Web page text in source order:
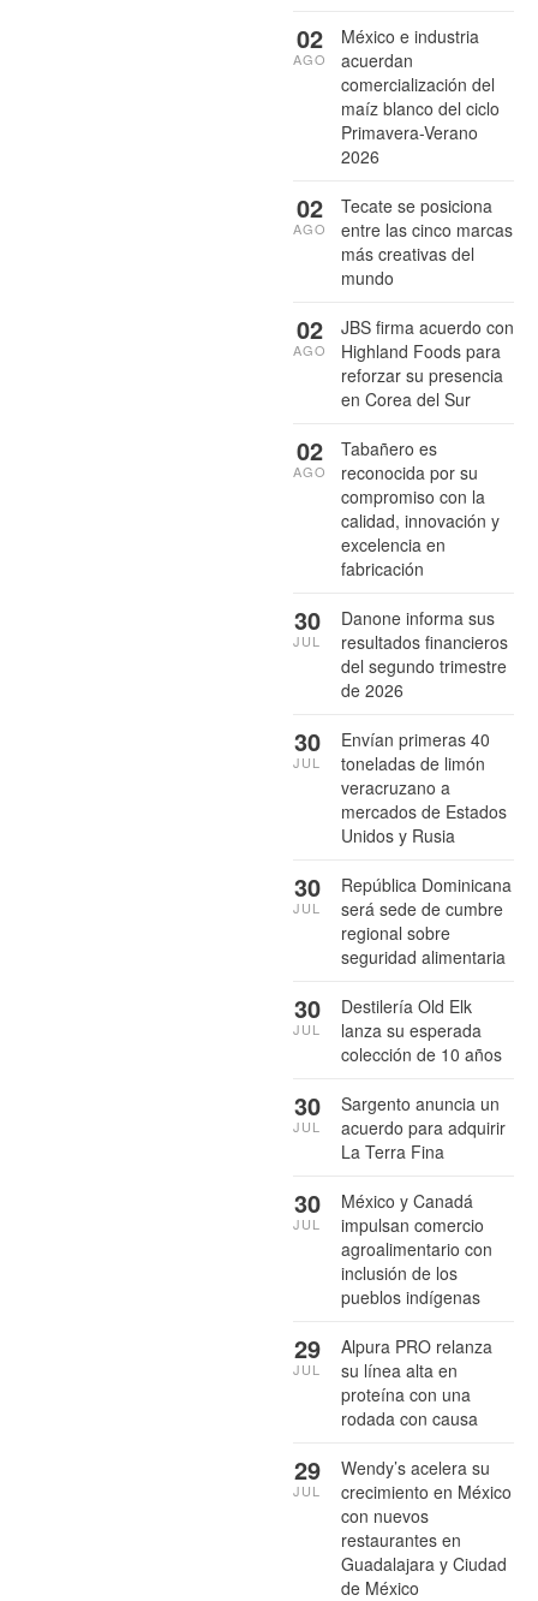
México e industria
acuerdan
comercialización del
maíz blanco del ciclo
Primavera-Verano
2026
02
AGO
Tecate se posiciona
entre las cinco marcas
más creativas del
mundo
02
AGO
JBS firma acuerdo con
Highland Foods para
reforzar su presencia
en Corea del Sur
02
AGO
Tabañero es
reconocida por su
compromiso con la
calidad, innovación y
excelencia en
fabricación
02
AGO
Danone informa sus
resultados financieros
del segundo trimestre
de 2026
30
JUL
Envían primeras 40
toneladas de limón
veracruzano a
mercados de Estados
Unidos y Rusia
30
JUL
República Dominicana
será sede de cumbre
regional sobre
seguridad alimentaria
30
JUL
Destilería Old Elk
lanza su esperada
colección de 10 años
30
JUL
Sargento anuncia un
acuerdo para adquirir
La Terra Fina
30
JUL
México y Canadá
impulsan comercio
agroalimentario con
inclusión de los
pueblos indígenas
30
JUL
Alpura PRO relanza
su línea alta en
proteína con una
rodada con causa
29
JUL
Wendy’s acelera su
crecimiento en México
con nuevos
restaurantes en
Guadalajara y Ciudad
de México
29
JUL